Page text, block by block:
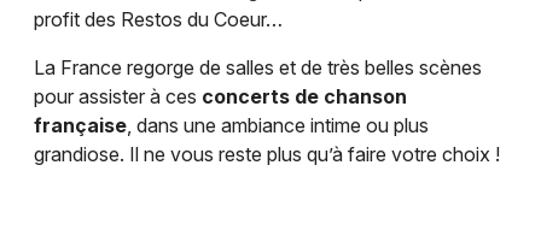
profit des Restos du Coeur…
La France regorge de salles et de très belles scènes
pour assister à ces concerts de chanson
française , dans une ambiance intime ou plus
grandiose. Il ne vous reste plus qu’à faire votre choix !